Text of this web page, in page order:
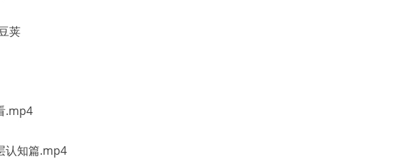
荚
.mp4
认知篇.mp4